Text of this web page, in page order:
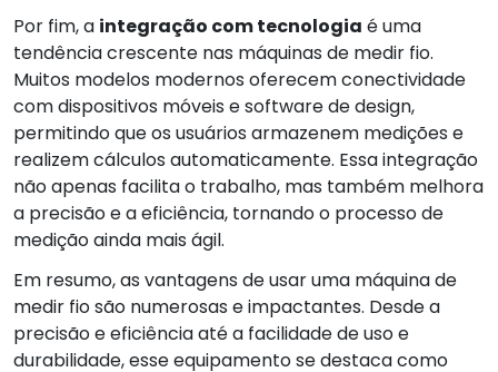
Por fim, a integração com tecnologia é uma
tendência crescente nas máquinas de medir fio.
Muitos modelos modernos oferecem conectividade
com dispositivos móveis e software de design,
permitindo que os usuários armazenem medições e
realizem cálculos automaticamente. Essa integração
não apenas facilita o trabalho, mas também melhora
a precisão e a eficiência, tornando o processo de
medição ainda mais ágil.
Em resumo, as vantagens de usar uma máquina de
medir fio são numerosas e impactantes. Desde a
precisão e eficiência até a facilidade de uso e
durabilidade, esse equipamento se destaca como